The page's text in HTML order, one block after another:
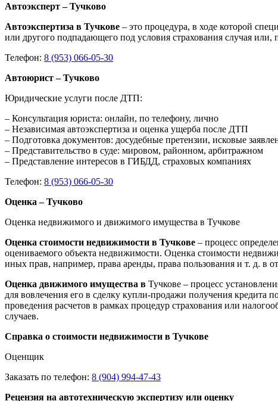
Автоэксперт – Тучково
Автоэкспертиза в Тучкове – это процедура, в ходе которой
или другого подпадающего под условия страхования случая или,
Телефон: 8 (953) 066-05-30
Автоюрист – Тучково
Юридические услуги после ДТП:
– Консультация юриста: онлайн, по телефону, лично
– Независимая автоэкспертиза и оценка ущерба после ДТП
– Подготовка документов: досудебные претензии, исковые
– Представительство в суде: мировом, районном, арбитражном
– Представление интересов в ГИБДД, страховых компаниях
Телефон: 8 (953) 066-05-30
Оценка – Тучково
Оценка недвижимого и движимого имущества в Тучкове
Оценка стоимости недвижимости в Тучкове – процесс
оцениваемого объекта недвижимости. Оценка стоимости
иных прав, например, права аренды, права пользования и т. д. в
Оценка движимого имущества в Тучкове – процесс
для вовлечения его в сделку купли-продажи получения кредита
проведения расчетов в рамках процедур страхования или
случаев.
Справка о стоимости недвижимости в Тучкове
Оценщик
Заказать по телефон: 8 (904) 994-47-43
Рецензия на автотехническую экспертизу или оценку